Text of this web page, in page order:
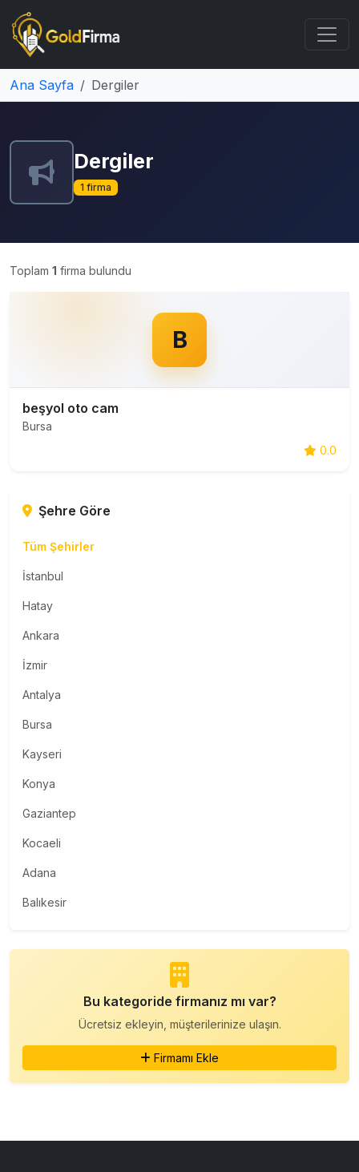
Ana Sayfa Dergiler
Dergiler
1 firma
Toplam 1 firma bulundu
B
beşyol oto cam
Bursa
0.0
Şehre Göre
Tüm Şehirler
İstanbul
Hatay
Ankara
İzmir
Antalya
Bursa
Kayseri
Konya
Gaziantep
Kocaeli
Adana
Balıkesir
Bu kategoride firmanız mı var?
Ücretsiz ekleyin, müşterilerinize ulaşın.
Firmamı Ekle